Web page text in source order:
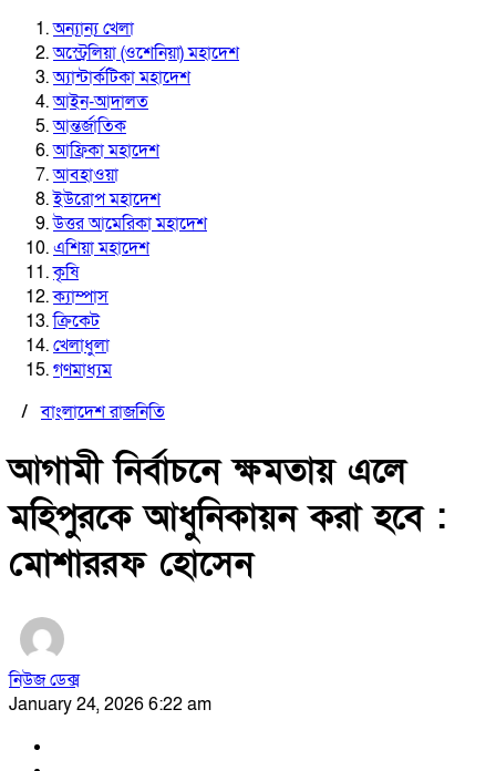
অন্যান্য খেলা
অস্ট্রেলিয়া (ওশেনিয়া) মহাদেশ
অ্যান্টার্কটিকা মহাদেশ
আইন-আদালত
আন্তর্জাতিক
আফ্রিকা মহাদেশ
আবহাওয়া
ইউরোপ মহাদেশ
উত্তর আমেরিকা মহাদেশ
এশিয়া মহাদেশ
কৃষি
ক্যাম্পাস
ক্রিকেট
খেলাধুলা
গণমাধ্যম
/বাংলাদেশ রাজনিতি
আগামী নির্বাচনে ক্ষমতায় এলে
মহিপুরকে আধুনিকায়ন করা হবে :
মোশাররফ হোসেন
নিউজ ডেক্স
January 24, 2026 6:22 am